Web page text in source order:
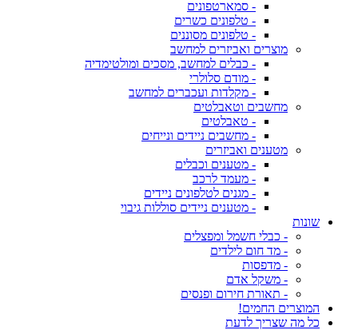
- סמארטפונים
- טלפונים כשרים
- טלפונים מסוננים
מוצרים ואביזרים למחשב
- כבלים למחשב, מסכים ומולטימדיה
- מודם סלולרי
- מקלדות ועכברים למחשב
מחשבים וטאבלטים
- טאבלטים
- מחשבים ניידים ונייחים
מטענים ואביזרים
- מטענים וכבלים
- מעמד לרכב
- מגנים לטלפונים ניידים
- מטענים ניידים סוללות גיבוי
שונות
- כבלי חשמל ומפצלים
- מד חום לילדים
- מדפסות
- משקל אדם
- תאורת חירום ופנסים
המוצרים החמים!
כל מה שצריך לדעת